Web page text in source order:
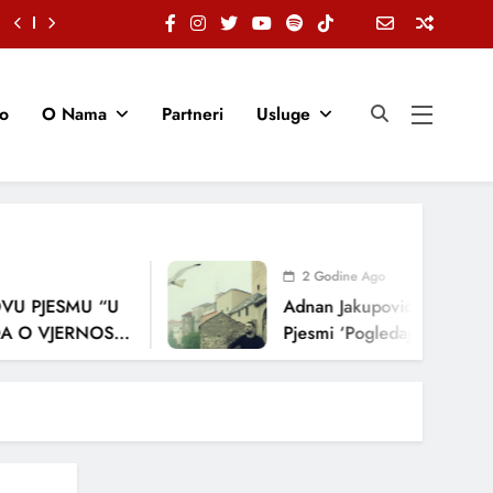
O Nama Partneri Usluge
“U
2 Godine Ago
Adnan Jakupović Donosi
Pjesmi ‘Pogledaj Me’